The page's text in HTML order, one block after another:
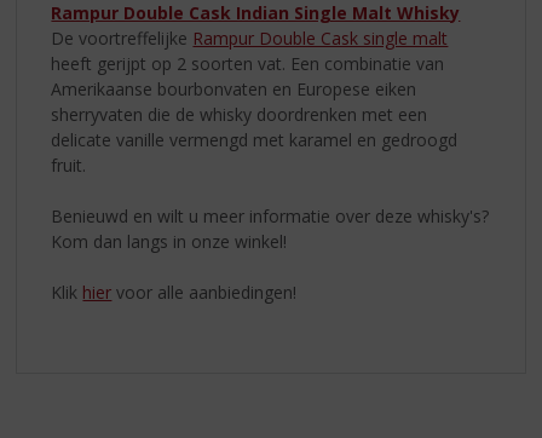
Rampur Double Cask Indian Single Malt Whisky
De voortreffelijke Rampur Double Cask single malt
heeft gerijpt op 2 soorten vat. Een combinatie van
Amerikaanse bourbonvaten en Europese eiken
sherryvaten die de whisky doordrenken met een
delicate vanille vermengd met karamel en gedroogd
fruit.
Benieuwd en wilt u meer informatie over deze whisky's?
Kom dan langs in onze winkel!
Klik hier voor alle aanbiedingen!